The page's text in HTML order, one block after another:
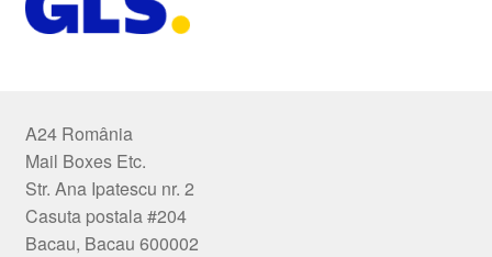
A24 România
Mail Boxes Etc.
Str. Ana Ipatescu nr. 2
Casuta postala #204
Bacau, Bacau 600002